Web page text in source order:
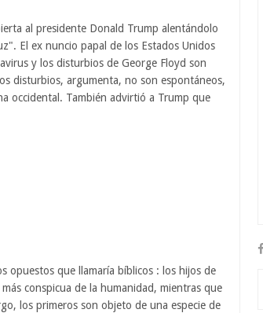
al presidente Donald Trump alentándolo
El ex nuncio papal de los Estados Unidos
y los disturbios de George Floyd son
disturbios, argumenta, no son espontáneos,
occidental. También advirtió a Trump que
opuestos que llamaría bíblicos : los hijos de
conspicua de la humanidad, mientras que
los primeros son objeto de una especie de